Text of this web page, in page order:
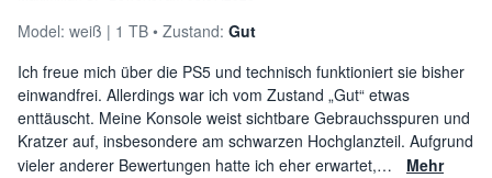
Model: weiß 1 TB Zustand: Gut
Ich freue mich über die PS5 und technisch funktioniert sie bisher
einwandfrei. Allerdings war ich vom Zustand „Gut“ etwas
enttäuscht. Meine Konsole weist sichtbare Gebrauchsspuren und
Kratzer auf, insbesondere am schwarzen Hochglanzteil. Aufgrund
vieler anderer Bewertungen hatte ich eher erwartet,… Mehr